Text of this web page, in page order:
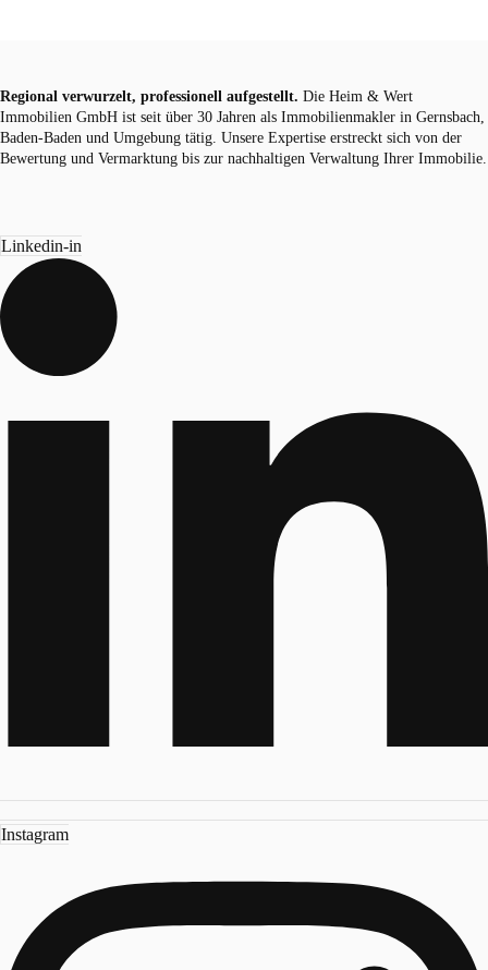
Regional verwurzelt, professionell aufgestellt. Die Heim & Wert
Immobilien GmbH ist seit über 30 Jahren als Immobilienmakler in Gernsbach,
Baden-Baden und Umgebung tätig. Unsere Expertise erstreckt sich von der
Bewertung und Vermarktung bis zur nachhaltigen Verwaltung Ihrer Immobilie.
Linkedin-in
Instagram